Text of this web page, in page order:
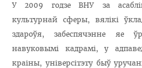
У 2009 годзе ВНУ за
культурнай сферы, вялікі
здароўя, забеспячэнне яе
навуковымі кадрамі, у
краіны, універсітэту быў